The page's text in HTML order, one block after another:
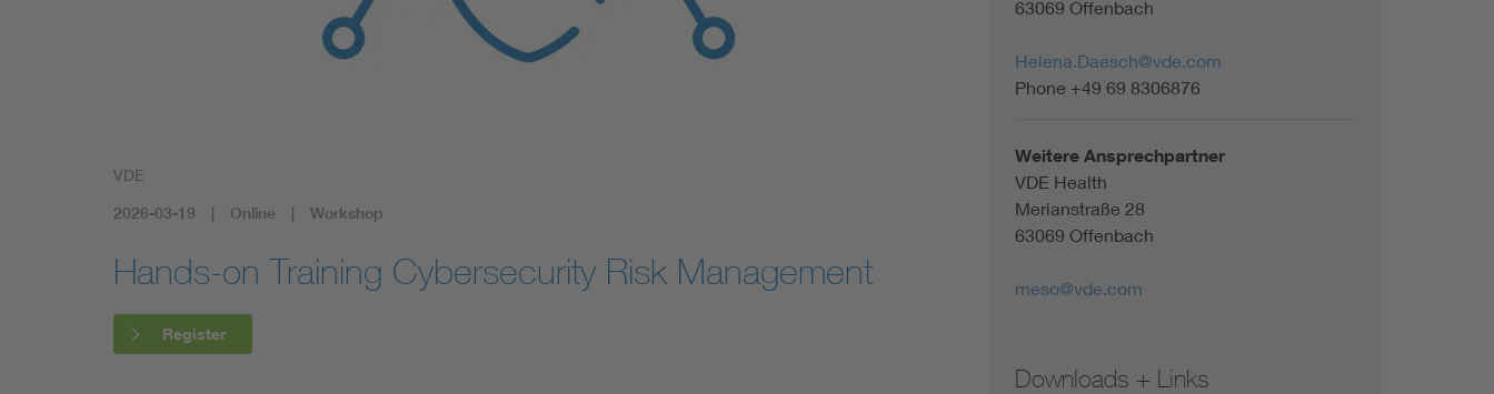
VDE
2026-03-19 Online Workshop
Hands-on Training Cybersecurity Risk Management
Register
63069 Offenbach
Helena.Daesch@vde.com
Phone +49 69 8306876
Weitere Ansprechpartner
VDE Health
Merianstraße 28
63069 Offenbach
meso@vde.com
Downloads + Links